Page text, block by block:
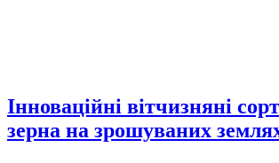
Інноваційні вітчизняні
зерна на зрошуваних